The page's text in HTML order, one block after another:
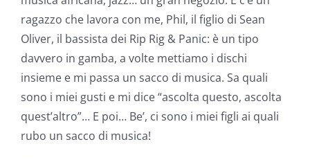
ragazzo che lavora con me, Phil, il figlio di Sean
Oliver, il bassista dei Rip Rig & Panic: è un tipo
davvero in gamba, a volte mettiamo i dischi
insieme e mi passa un sacco di musica. Sa quali
sono i miei gusti e mi dice “ascolta questo, ascolta
quest’altro”… E poi… Be’, ci sono i miei figli ai quali
rubo un sacco di musica!